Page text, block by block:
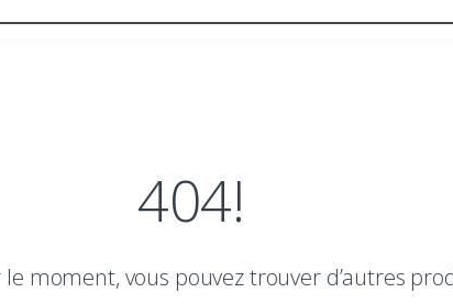
404!
moment, vous pouvez trouver d’autres